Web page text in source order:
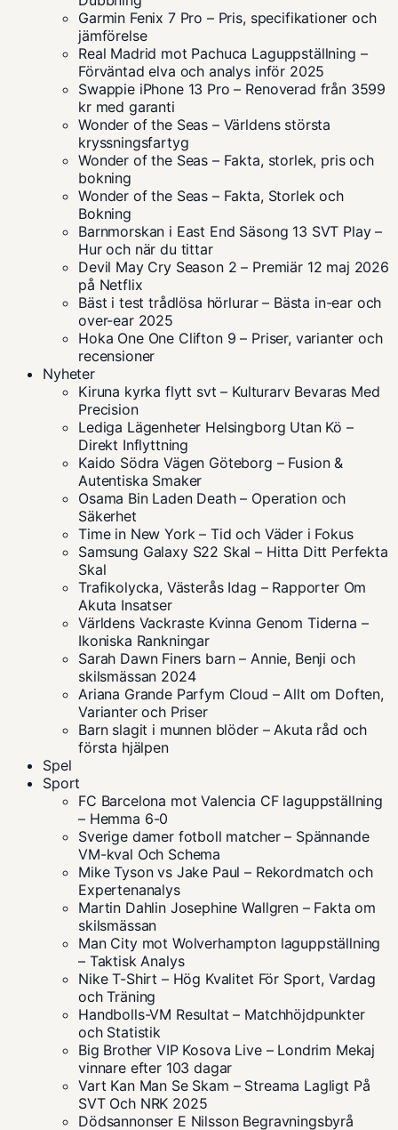
Garmin Fenix 7 Pro – Pris, specifikationer och
jämförelse
Real Madrid mot Pachuca Laguppställning –
Förväntad elva och analys inför 2025
Swappie iPhone 13 Pro – Renoverad från 3599
kr med garanti
Wonder of the Seas – Världens största
kryssningsfartyg
Wonder of the Seas – Fakta, storlek, pris och
bokning
Wonder of the Seas – Fakta, Storlek och
Bokning
Barnmorskan i East End Säsong 13 SVT Play –
Hur och när du tittar
Devil May Cry Season 2 – Premiär 12 maj 2026
på Netflix
Bäst i test trådlösa hörlurar – Bästa in-ear och
over-ear 2025
Hoka One One Clifton 9 – Priser, varianter och
recensioner
Nyheter
Kiruna kyrka flytt svt – Kulturarv Bevaras Med
Precision
Lediga Lägenheter Helsingborg Utan Kö –
Direkt Inflyttning
Kaido Södra Vägen Göteborg – Fusion &
Autentiska Smaker
Osama Bin Laden Death – Operation och
Säkerhet
Time in New York – Tid och Väder i Fokus
Samsung Galaxy S22 Skal – Hitta Ditt Perfekta
Skal
Trafikolycka, Västerås Idag – Rapporter Om
Akuta Insatser
Världens Vackraste Kvinna Genom Tiderna –
Ikoniska Rankningar
Sarah Dawn Finers barn – Annie, Benji och
skilsmässan 2024
Ariana Grande Parfym Cloud – Allt om Doften,
Varianter och Priser
Barn slagit i munnen blöder – Akuta råd och
första hjälpen
Spel
Sport
FC Barcelona mot Valencia CF laguppställning
– Hemma 6-0
Sverige damer fotboll matcher – Spännande
VM-kval Och Schema
Mike Tyson vs Jake Paul – Rekordmatch och
Expertenanalys
Martin Dahlin Josephine Wallgren – Fakta om
skilsmässan
Man City mot Wolverhampton laguppställning
– Taktisk Analys
Nike T-Shirt – Hög Kvalitet För Sport, Vardag
och Träning
Handbolls-VM Resultat – Matchhöjdpunkter
och Statistik
Big Brother VIP Kosova Live – Londrim Mekaj
vinnare efter 103 dagar
Vart Kan Man Se Skam – Streama Lagligt På
SVT Och NRK 2025
Dödsannonser E Nilsson Begravningsbyrå